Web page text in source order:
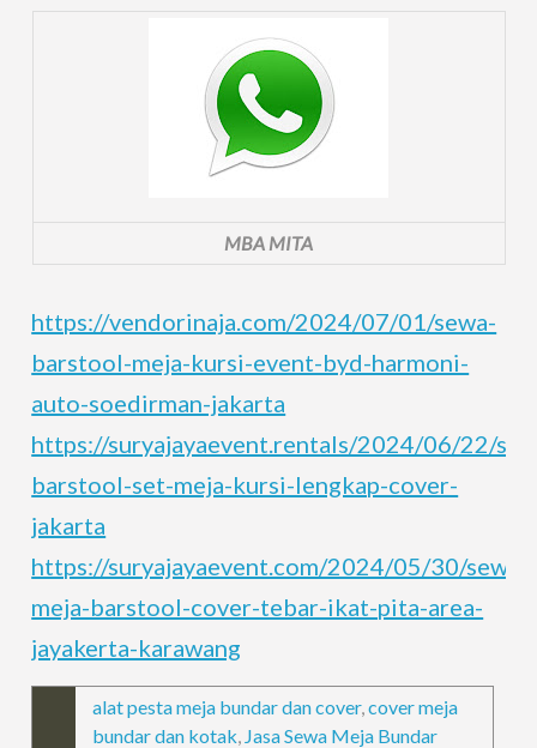
MBA MITA
https://vendorinaja.com/2024/07/01/sewa-
barstool-meja-kursi-event-byd-harmoni-
auto-soedirman-jakarta
https://suryajayaevent.rentals/2024/06/22/
barstool-set-meja-kursi-lengkap-cover-
jakarta
https://suryajayaevent.com/2024/05/30/sewa-
meja-barstool-cover-tebar-ikat-pita-area-
jayakerta-karawang
alat pesta meja bundar dan cover,cover meja
bundar dan kotak, Jasa Sewa Meja Bundar